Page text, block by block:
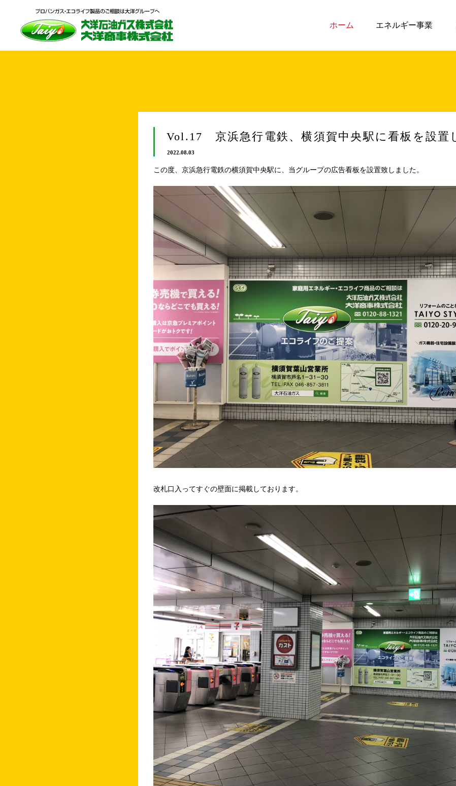
ホーム エネルギー事業
Vol.17 京浜急行電鉄、横須賀中央駅に看板を設置
2022.08.03
この度、京浜急行電鉄の横須賀中央駅に、当グループの広告看板を設置致しました。
改札口入ってすぐの壁面に掲載しております。